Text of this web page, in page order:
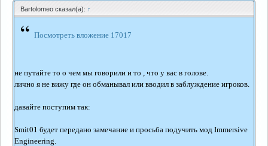
Bartolomeo сказал(а): ↑
“ Посмотреть вложение 17017
не путайте то о чем мы говорили и то , что у вас в голове.
лично я не вижу где он обманывал или вводил в заблуждение игроков.
давайте поступим так:
Smit01 будет передано замечание и просьба подучить мод Immersive
Engineering.